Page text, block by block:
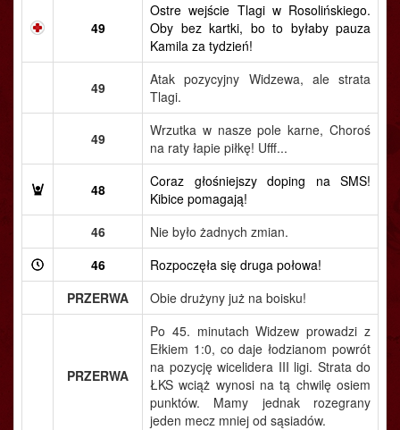
49
Ostre wejście Tlagi w Rosolińskiego.
Oby bez kartki, bo to byłaby pauza
Kamila za tydzień!
49
Atak pozycyjny Widzewa, ale strata
Tlagi.
49
Wrzutka w nasze pole karne, Choroś
na raty łapie piłkę! Ufff...
48
Coraz głośniejszy doping na SMS!
Kibice pomagają!
46
Nie było żadnych zmian.
46
Rozpoczęła się druga połowa!
PRZERWA
Obie drużyny już na boisku!
PRZERWA
Po 45. minutach Widzew prowadzi z
Ełkiem 1:0, co daje łodzianom powrót
na pozycję wicelidera III ligi. Strata do
ŁKS wciąż wynosi na tą chwilę osiem
punktów. Mamy jednak rozegrany
jeden mecz mniej od sąsiadów.